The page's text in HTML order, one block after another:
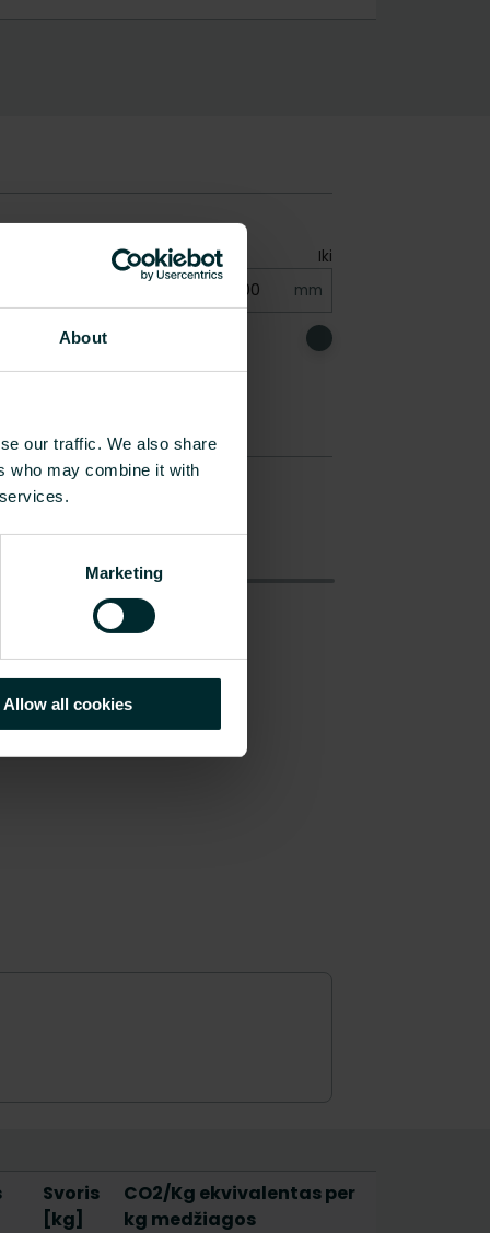
About
our traffic. We also share
who may combine it with
Marketing
Allow all cookies
Svoris
[kg]
CO2/Kg ekvivalentas per
kg medžiagos